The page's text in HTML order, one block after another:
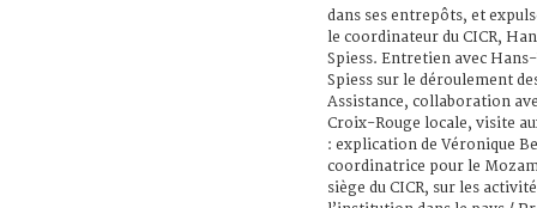
dans ses entrepôts, et
le coordinateur du CICR,
Spiess. Entretien avec
Spiess sur le déroulement
Assistance, collaboration
Croix-Rouge locale, visite
: explication de Véronique
coordinatrice pour le
siège du CICR, sur les